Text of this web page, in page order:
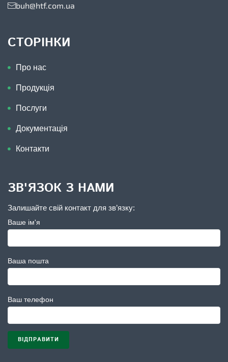
buh@htf.com.ua
СТОРІНКИ
Про нас
Продукція
Послуги
Документація
Контакти
ЗВ'ЯЗОК З НАМИ
Залишайте свій контакт для зв’язку:
Ваше ім'я
Ваша пошта
Ваш телефон